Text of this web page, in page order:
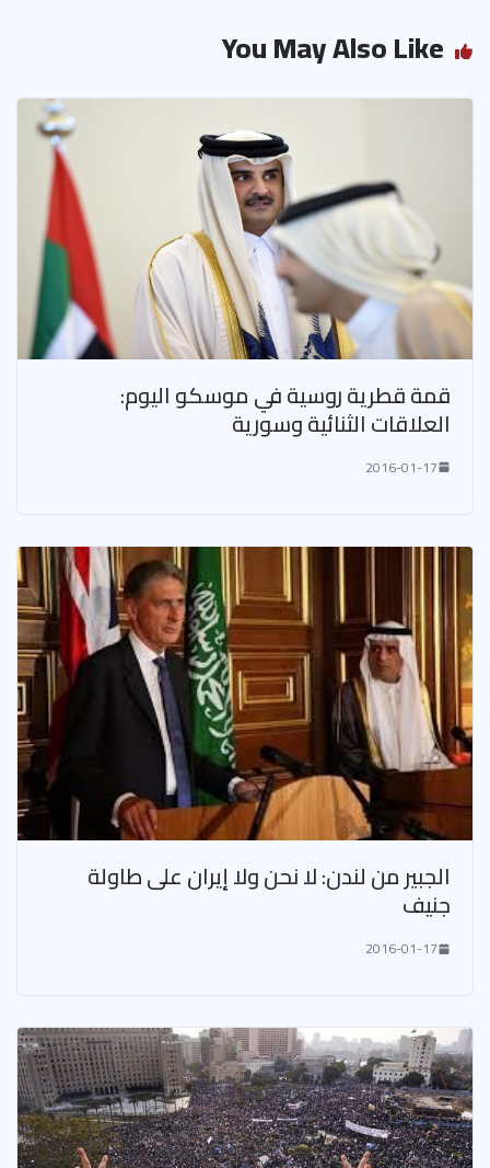
You May Also Like
قمة قطرية روسية في موسكو اليوم:
العلاقات الثنائية وسورية
2016-01-17
الجبير من لندن: لا نحن ولا إيران على طاولة
جنيف
2016-01-17